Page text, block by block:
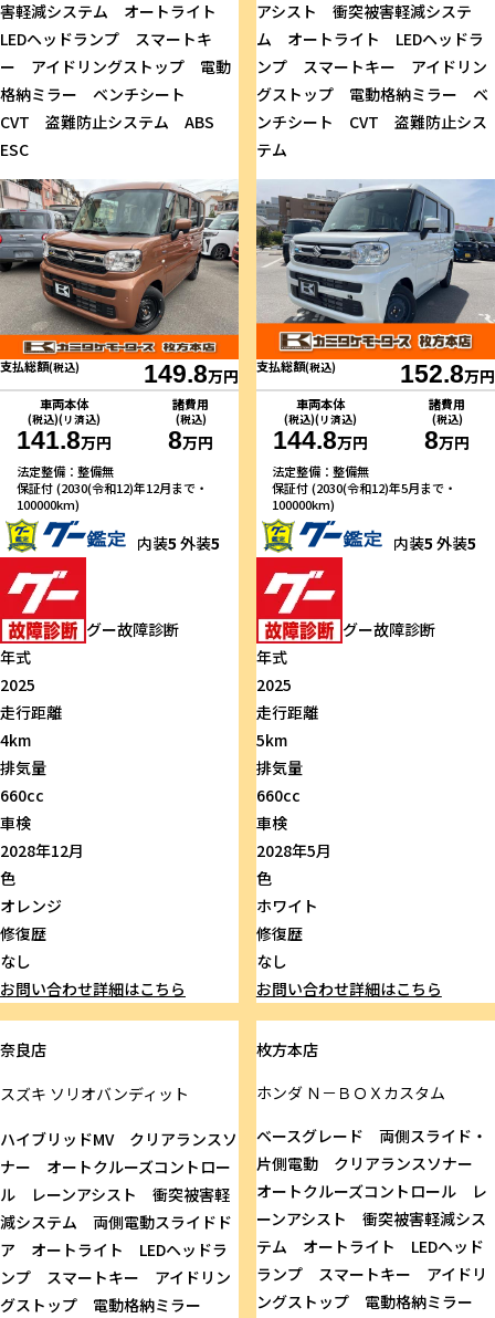
害軽減システム オートライト
LEDヘッドランプ スマートキ
ー アイドリングストップ 電動
格納ミラー ベンチシート
CVT 盗難防止システム ABS
ESC
支払総額(税込) 149.8万円
車両本体
(税込)(リ済込)
141.8万円
諸費用
(税込)
8万円
法定整備：整備無
保証付 (2030(令和12)年12月まで・
100000km)
内装5 外装5
グー故障診断
年式
2025
走行距離
4km
排気量
660cc
車検
2028年12月
色
オレンジ
修復歴
なし
お問い合わせ詳細はこちら
アシスト 衝突被害軽減システ
ム オートライト LEDヘッドラ
ンプ スマートキー アイドリン
グストップ 電動格納ミラー ベ
ンチシート CVT 盗難防止シス
テム
支払総額(税込) 152.8万円
車両本体
(税込)(リ済込)
144.8万円
諸費用
(税込)
8万円
法定整備：整備無
保証付 (2030(令和12)年5月まで・
100000km)
内装5 外装5
グー故障診断
年式
2025
走行距離
5km
排気量
660cc
車検
2028年5月
色
ホワイト
修復歴
なし
お問い合わせ詳細はこちら
奈良店
スズキ ソリオバンディット
ハイブリッドMV クリアランスソ
ナー オートクルーズコントロー
ル レーンアシスト 衝突被害軽
減システム 両側電動スライドド
ア オートライト LEDヘッドラ
ンプ スマートキー アイドリン
グストップ 電動格納ミラー
枚方本店
ホンダＮ－ＢＯＸカスタム
ベースグレード 両側スライド・
片側電動 クリアランスソナー
オートクルーズコントロール レ
ーンアシスト 衝突被害軽減シス
テム オートライト LEDヘッド
ランプ スマートキー アイドリ
ングストップ 電動格納ミラー